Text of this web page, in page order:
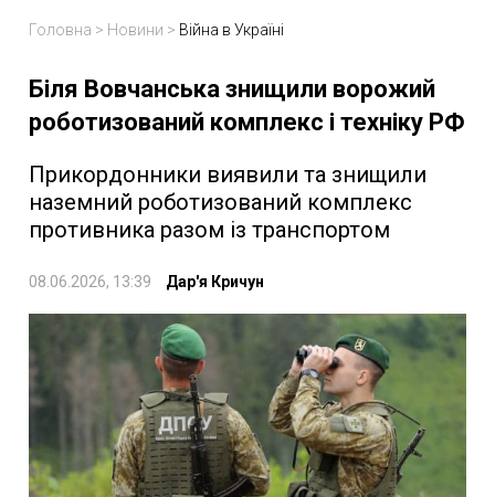
Головна > Новини > Війна в Україні
Біля Вовчанська знищили ворожий
роботизований комплекс і техніку РФ
Прикордонники виявили та знищили
наземний роботизований комплекс
противника разом із транспортом
08.06.2026, 13:39 Дар'я Кричун